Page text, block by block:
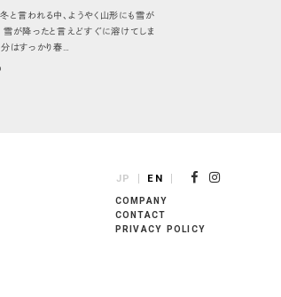
と言われる中、ようやく山形にも雪が
雪が降ったと言えどすぐに溶けてしま
分はすっかり春…
JP EN
COMPANY
CONTACT
PRIVACY POLICY